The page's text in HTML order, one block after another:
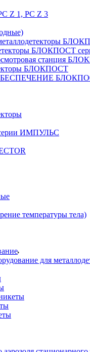
Z 1, PC Z 3
БЛОКПОСТ
станция
БЛОКПОСТ
серии ИМПУЛЬС
температуры тела)
для